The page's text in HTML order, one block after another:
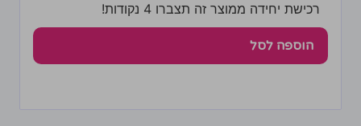
רכישת יחידה ממוצר זה תצברו 4 נקודות!
הוספה לסל